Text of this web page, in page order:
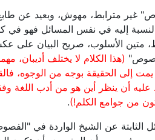
غير مترابط، مهوش، وبعيد عن
النسبة إليه في نفس المسائل فهو في
متين الأسلوب، صريح البيان على
(هذا الكلام لا يختلف أديبان،
إلى الحقيقة بوجه من الوجوه،
أن ينظر أين هو من أدب اللغة
من جوامع الكلم!).
الثابتة عن الشيخ الواردة في